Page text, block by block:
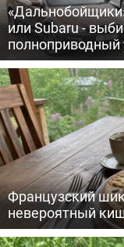
или Subaru -
полноприводный
Французский
невероятный